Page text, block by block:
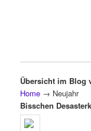
Übersicht im Blog
Home → Neujahr
Bisschen